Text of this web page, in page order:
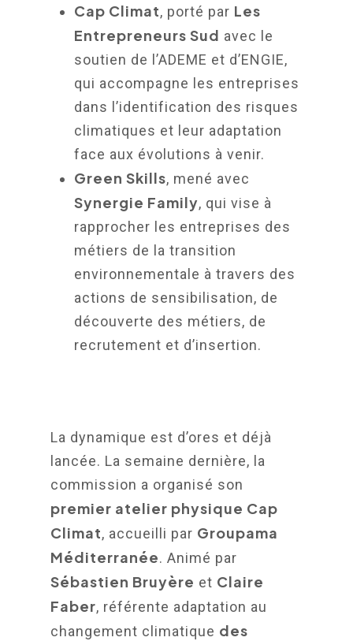
Cap Climat, porté par Les
Entrepreneurs Sud avec le
soutien de l’ADEME et d’ENGIE,
qui accompagne les entreprises
dans l’identification des risques
climatiques et leur adaptation
face aux évolutions à venir.
Green Skills, mené avec
Synergie Family, qui vise à
rapprocher les entreprises des
métiers de la transition
environnementale à travers des
actions de sensibilisation, de
découverte des métiers, de
recrutement et d’insertion.
La dynamique est d’ores et déjà
lancée. La semaine dernière, la
commission a organisé son
premier atelier physique Cap
Climat, accueilli par Groupama
Méditerranée. Animé par
Sébastien Bruyère et Claire
Faber, référente adaptation au
changement climatique des